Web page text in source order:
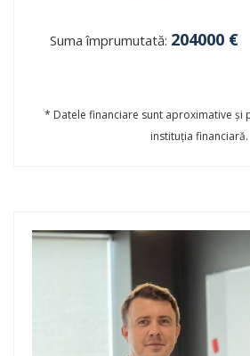
Suma împrumutată: 204000 €
* Datele financiare sunt aproximative și
instituția financiară.